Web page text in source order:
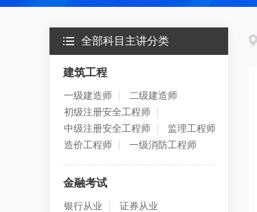
全部科目主讲分类
建筑工程
一级建造师
二级建造师
初级注册安全工程师
中级注册安全工程师
监理工程师
造价工程师
一级消防工程师
金融考试
银行从业
证券从业